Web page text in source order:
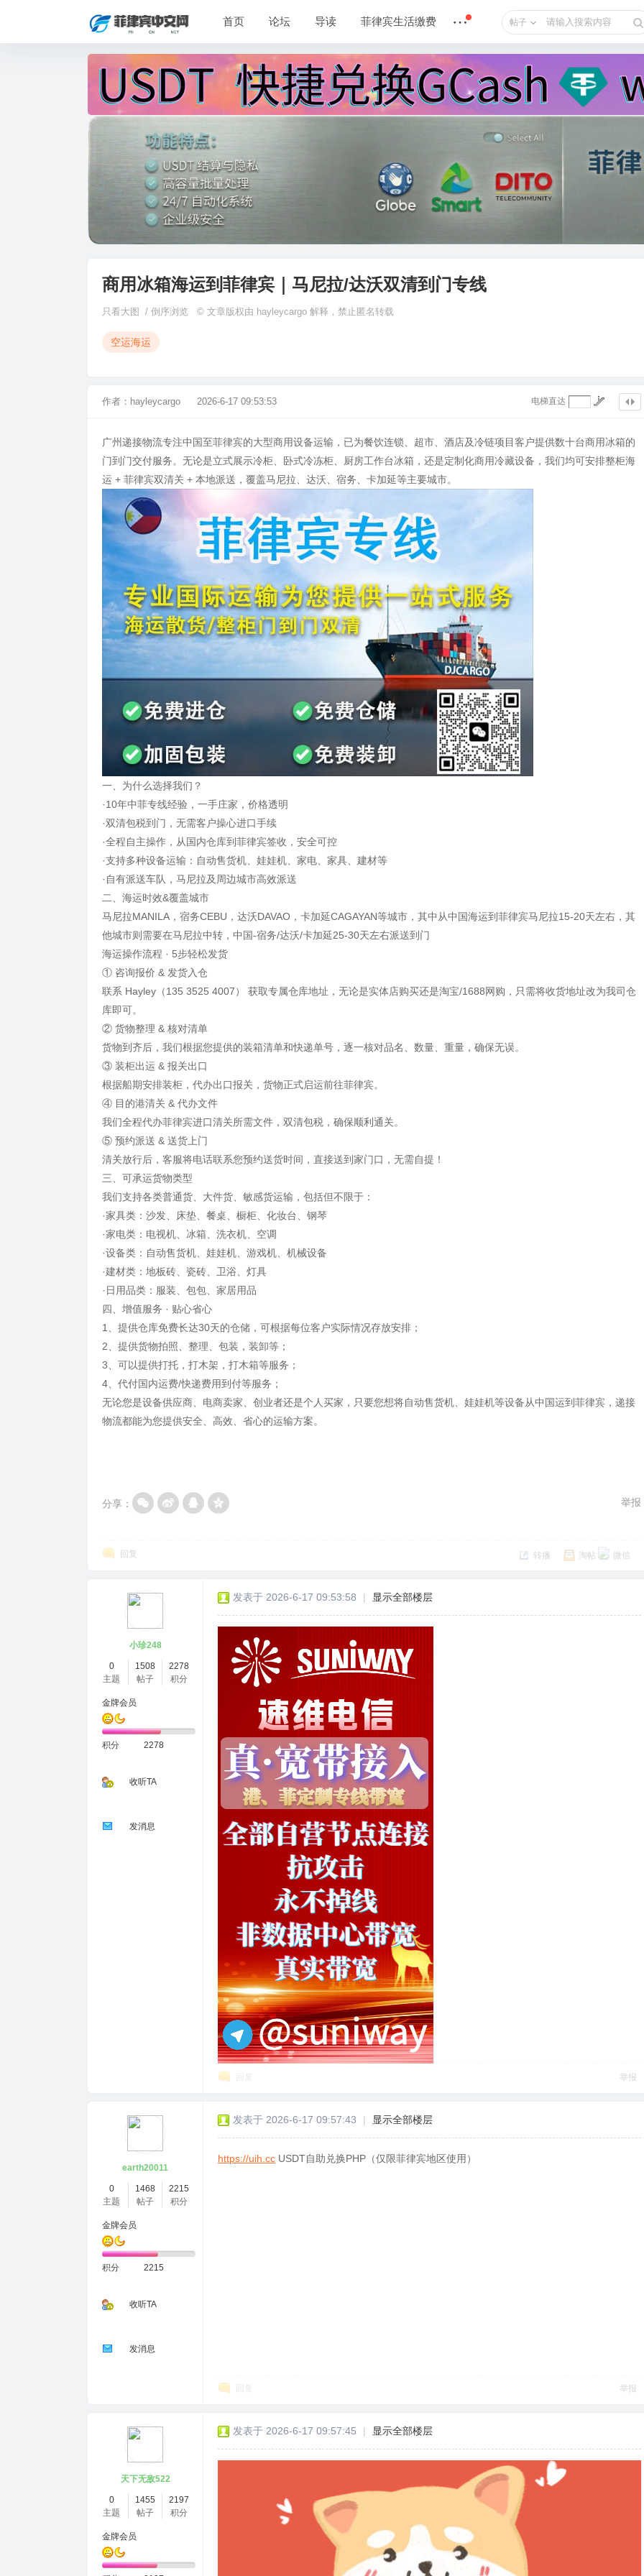
首页 论坛 导读 菲律宾生活缴费 帖子
商用冰箱海运到菲律宾｜马尼拉/达沃双清到门专线
只看大图 / 倒序浏览 © 文章版权由 hayleycargo 解释，禁止匿名转载
空运海运
作者： hayleycargo 2026-6-17 09:53:53 电梯直达
广州递接物流专注中国至菲律宾的大型商用设备运输，已为餐饮连锁、超市、酒店及冷链项目客户提供数十台商用冰箱的
门到门交付服务。无论是立式展示冷柜、卧式冷冻柜、厨房工作台冰箱，还是定制化商用冷藏设备，我们均可安排整柜海
运 + 菲律宾双清关 + 本地派送，覆盖马尼拉、达沃、宿务、卡加延等主要城市。
一、为什么选择我们？
·10年中菲专线经验，一手庄家，价格透明
·双清包税到门，无需客户操心进口手续
·全程自主操作，从国内仓库到菲律宾签收，安全可控
·支持多种设备运输：自动售货机、娃娃机、家电、家具、建材等
·自有派送车队，马尼拉及周边城市高效派送
二、海运时效&覆盖城市
马尼拉MANILA，宿务CEBU，达沃DAVAO，卡加延CAGAYAN等城市，其中从中国海运到菲律宾马尼拉15-20天左右，其
他城市则需要在马尼拉中转，中国-宿务/达沃/卡加延25-30天左右派送到门
海运操作流程 · 5步轻松发货
① 咨询报价 & 发货入仓
联系 Hayley（135 3525 4007） 获取专属仓库地址，无论是实体店购买还是淘宝/1688网购，只需将收货地址改为我司仓
库即可。
② 货物整理 & 核对清单
货物到齐后，我们根据您提供的装箱清单和快递单号，逐一核对品名、数量、重量，确保无误。
③ 装柜出运 & 报关出口
根据船期安排装柜，代办出口报关，货物正式启运前往菲律宾。
④ 目的港清关 & 代办文件
我们全程代办菲律宾进口清关所需文件，双清包税，确保顺利通关。
⑤ 预约派送 & 送货上门
清关放行后，客服将电话联系您预约送货时间，直接送到家门口，无需自提！
三、可承运货物类型
我们支持各类普通货、大件货、敏感货运输，包括但不限于：
·家具类：沙发、床垫、餐桌、橱柜、化妆台、钢琴
·家电类：电视机、冰箱、洗衣机、空调
·设备类：自动售货机、娃娃机、游戏机、机械设备
·建材类：地板砖、瓷砖、卫浴、灯具
·日用品类：服装、包包、家居用品
四、增值服务 · 贴心省心
1、提供仓库免费长达30天的仓储，可根据每位客户实际情况存放安排；
2、提供货物拍照、整理、包装，装卸等；
3、可以提供打托，打木架，打木箱等服务；
4、代付国内运费/快递费用到付等服务；
无论您是设备供应商、电商卖家、创业者还是个人买家，只要您想将自动售货机、娃娃机等设备从中国运到菲律宾，递接
物流都能为您提供安全、高效、省心的运输方案。
分享： 举报
转播 淘帖 微信
回复
小珍248
0
主题
1508
帖子
2278
积分
金牌会员
积分 2278
收听TA
发消息
发表于 2026-6-17 09:53:58 | 显示全部楼层
举报
earth20011
0
主题
1468
帖子
2215
积分
金牌会员
积分 2215
收听TA
发消息
发表于 2026-6-17 09:57:43 | 显示全部楼层
https://uih.cc USDT自助兑换PHP（仅限菲律宾地区使用）
举报
天下无敌522
0
主题
1455
帖子
2197
积分
金牌会员
发表于 2026-6-17 09:57:45 | 显示全部楼层